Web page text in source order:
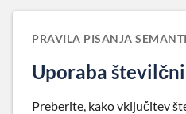
PRAVILA PISANJA
Uporaba
Preberite, kako vključitev